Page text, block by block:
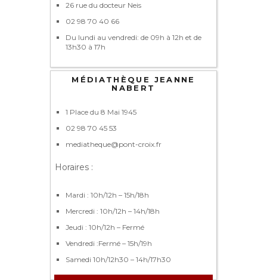
26 rue du docteur Neis
02 98 70 40 66
Du lundi au vendredi: de 09h à 12h et de
13h30 à 17h
MÉDIATHÈQUE JEANNE
NABERT
1 Place du 8 Mai 1945
02 98 70 45 53
mediatheque@pont-croix.fr
Horaires :
Mardi : 10h/12h – 15h/18h
Mercredi : 10h/12h – 14h/18h
Jeudi : 10h/12h – Fermé
Vendredi :Fermé – 15h/19h
Samedi 10h/12h30 – 14h/17h30